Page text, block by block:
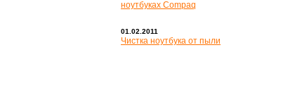
ноутбуках Compaq
01.02.2011
Чистка ноутбука от пыли